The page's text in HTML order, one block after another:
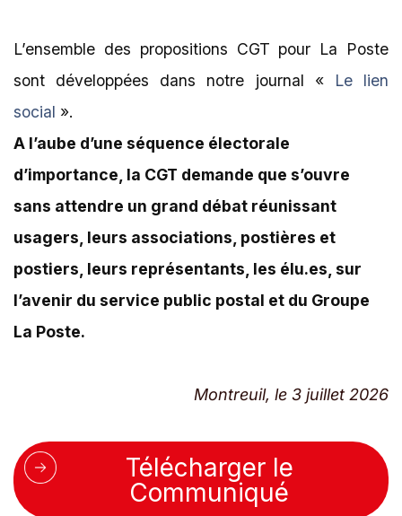
L’ensemble des propositions CGT pour La Poste
sont développées dans notre journal «
Le lien
social ».
A l’aube d’une séquence électorale
d’importance, la CGT demande que s’ouvre
sans attendre un grand débat réunissant
usagers, leurs associations, postières et
postiers, leurs représentants, les élu.es, sur
l’avenir du service public postal et du Groupe
La Poste.
Montreuil, le 3 juillet 2026
Télécharger le
Communiqué